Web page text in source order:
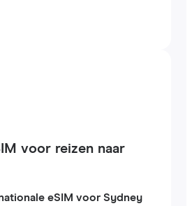
voor reizen naar
eSIM voor Sydney